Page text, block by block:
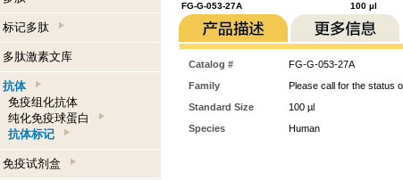
标记多肽
多肽激素文库
抗体
免疫组化抗体
纯化免疫球蛋白
抗体标记
免疫试剂盒
FG-G-053-27A
100 µl
Catalog #
FG-G-053-27A
Family
Please call for the status
Standard Size
100 µl
Species
Human